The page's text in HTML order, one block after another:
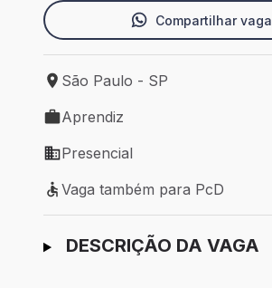
Compartilhar vaga
Local de trabalho: São Paulo - SP
São Paulo - SP
Tipo de vaga: Aprendiz
Aprendiz
Modelo de trabalho: Presencial
Presencial
Vaga também para PcD
Vaga também para PcD
Ir para candidatura
DESCRIÇÃO DA VAGA